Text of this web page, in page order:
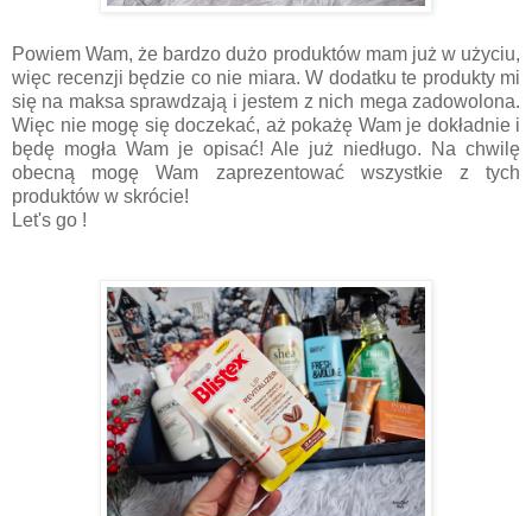
Powiem Wam, że bardzo dużo produktów mam już w użyciu,
więc recenzji będzie co nie miara. W dodatku te produkty mi
się na maksa sprawdzają i jestem z nich mega zadowolona.
Więc nie mogę się doczekać, aż pokażę Wam je dokładnie i
będę mogła Wam je opisać! Ale już niedługo. Na chwilę
obecną mogę Wam zaprezentować wszystkie z tych
produktów w skrócie!
Let's go !